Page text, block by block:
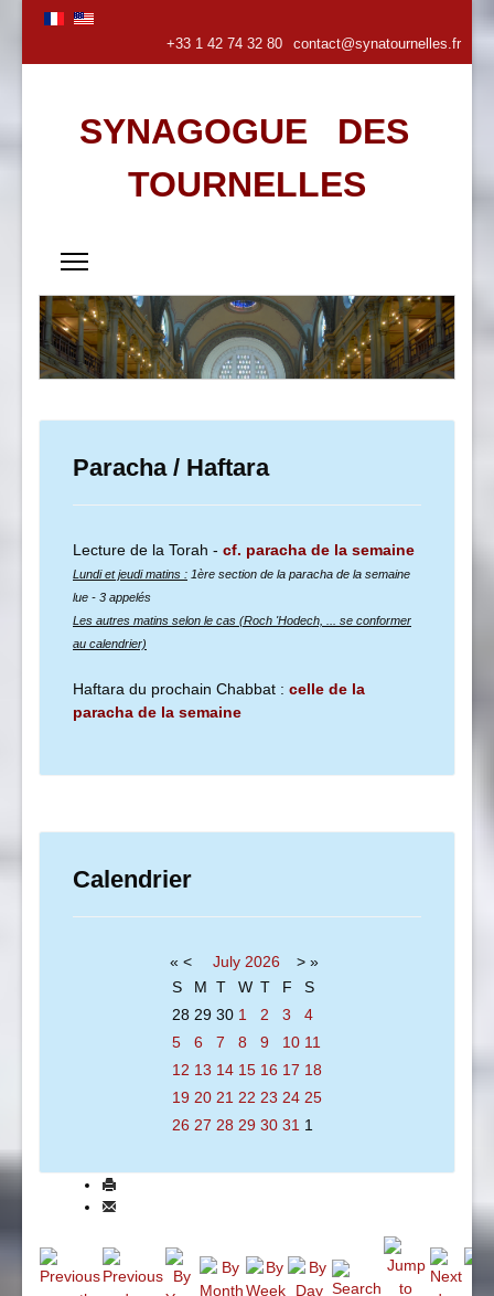
+33 1 42 74 32 80 contact@synatournelles.fr
SYNAGOGUE DES
TOURNELLES
Paracha / Haftara
Lecture de la Torah - cf. paracha de la semaine
Lundi et jeudi matins : 1ère section de la paracha de la semaine
lue - 3 appelés
Les autres matins selon le cas (Roch 'Hodech, ... se conformer
au calendrier)
Haftara du prochain Chabbat : celle de la
paracha de la semaine
Calendrier
« < July 2026 > »
S
M T W T F
S
28 29 30 1 2 3
4
5
6 7 8 9 10 11
12 13 14 15 16 17 18
19 20 21 22 23 24 25
26 27 28 29 30 31 1